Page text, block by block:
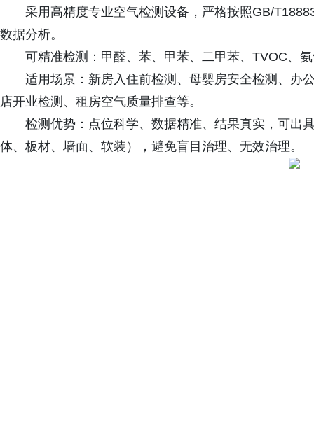
采用高精度专业空气检测设备，严格按照GB/
数据分析。
可精准检测：甲醛、苯、甲苯、二甲苯、TVOC、
适用场景：新房入住前检测、母婴房安全检测、办
店开业检测、租房空气质量排查等。
检测优势：点位科学、数据精准、结果真实，可出
体、板材、墙面、软装），避免盲目治理、无效治理。